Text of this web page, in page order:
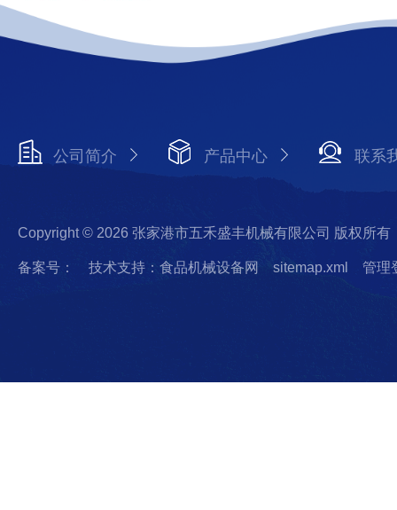
公司简介 产品中心 联系
Copyright © 2026 张家港市五禾盛丰机械有限公司 版权所有
备案号： 技术支持：食品机械设备网 sitemap.xml 管理